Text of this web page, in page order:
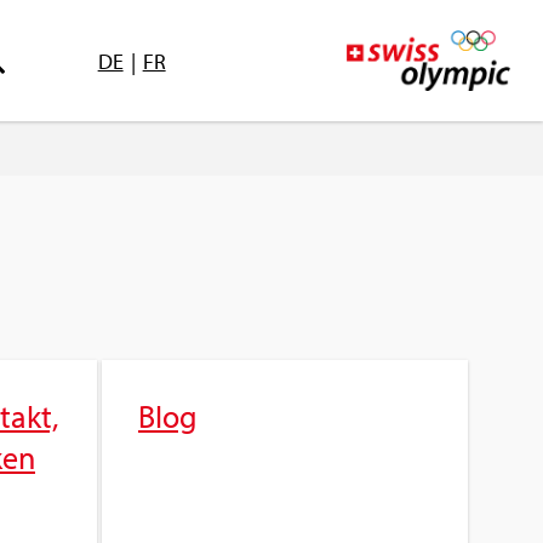
DE | FR
Blog